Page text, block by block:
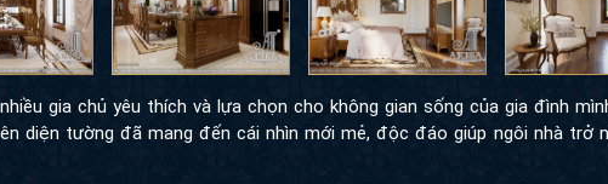
gia chủ yêu thích và lựa chọn cho không gian sống của gia đình
diện tường đã mang đến cái nhìn mới mẻ, độc đáo giúp ngôi nhà trở